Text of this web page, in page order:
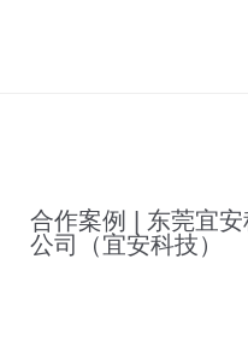
合作案例 | 东莞宜
公司（宜安科技）